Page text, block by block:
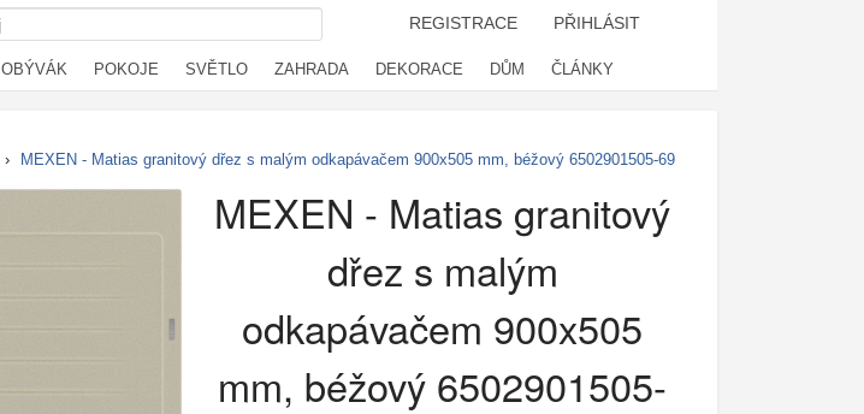
REGISTRACE PŘIHLÁSIT
OBÝVÁK POKOJE SVĚTLO ZAHRADA DEKORACE DŮM ČLÁNKY
› MEXEN - Matias granitový dřez s malým odkapávačem 900x505 mm, béžový 6502901505-69
MEXEN - Matias granitový
dřez s malým
odkapávačem 900x505
mm, béžový 6502901505-